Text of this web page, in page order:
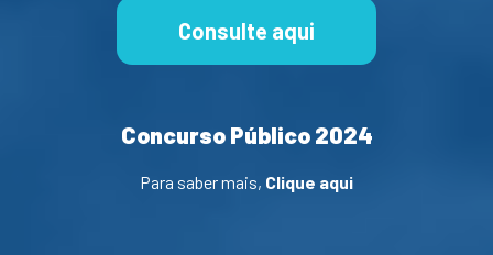
Consulte aqui
Concurso Público 2024
Para saber mais, Clique aqui